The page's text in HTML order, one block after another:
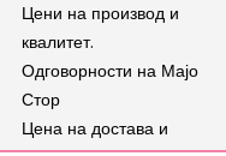
Цени на производ и
квалитет.
Одговорности на Мајо
Стор
Цена на достава и